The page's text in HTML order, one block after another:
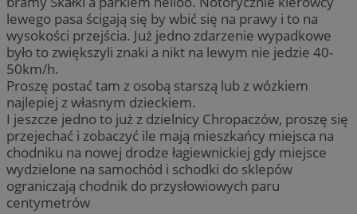
lewego pasa ścigają się by wbić się na prawy i to na
wysokości przejścia. Już jedno zdarzenie wypadkowe
było to zwiększyli znaki a nikt na lewym nie jedzie 40-
50km/h.
Proszę postać tam z osobą starszą lub z wózkiem
najlepiej z własnym dzieckiem.
I jeszcze jedno to już z dzielnicy Chropaczów, proszę się
przejechać i zobaczyć ile mają mieszkańcy miejsca na
chodniku na nowej drodze łagiewnickiej gdy miejsce
wydzielone na samochód i schodki do sklepów
ograniczają chodnik do przysłowiowych paru
centymetrów